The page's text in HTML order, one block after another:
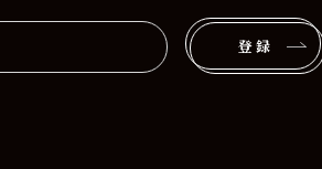
登録